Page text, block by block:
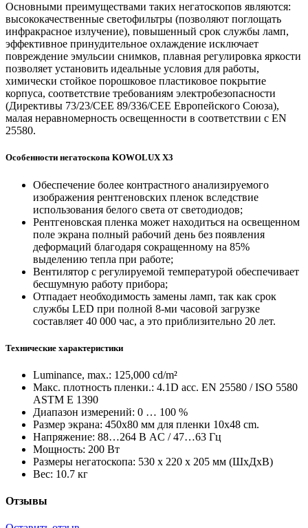
Основными преимуществами таких негатоскопов являются:
высококачественные светофильтры (позволяют поглощать
инфракрасное излучение), повышенный срок службы ламп,
эффективное принудительное охлаждение исключает
повреждение эмульсии снимков, плавная регулировка яркости
позволяет установить идеальные условия для работы,
химически стойкое порошковое пластиковое покрытие
корпуса, соответствие требованиям электробезопасности
(Директивы 73/23/CEE 89/336/CEE Европейского Союза),
малая неравномерность освещенности в соответствии с EN
25580.
Особенности негатоскопа KOWOLUX Х3
Обеспечение более контрастного анализируемого
изображения рентгеновских пленок вследствие
использования белого света от светодиодов;
Рентгеновская пленка может находиться на освещенном
поле экрана полный рабочий день без появления
деформаций благодаря сокращенному на 85%
выделению тепла при работе;
Вентилятор с регулируемой температурой обеспечивает
бесшумную работу прибора;
Отпадает необходимость замены ламп, так как срок
службы LED при полной 8-ми часовой загрузке
составляет 40 000 час, а это приблизительно 20 лет.
Технические характеристики
Luminance, max.: 125,000 cd/m²
Макс. плотность пленки.: 4.1D acc. EN 25580 / ISO 5580
ASTM E 1390
Диапазон измерений: 0 … 100 %
Размер экрана: 450x80 мм для пленки 10x48 cm.
Напряжение: 88…264 В AC / 47…63 Гц
Мощность: 200 Вт
Размеры негатоскопа: 530 x 220 x 205 мм (ШxДxВ)
Вес: 10.7 кг
Отзывы